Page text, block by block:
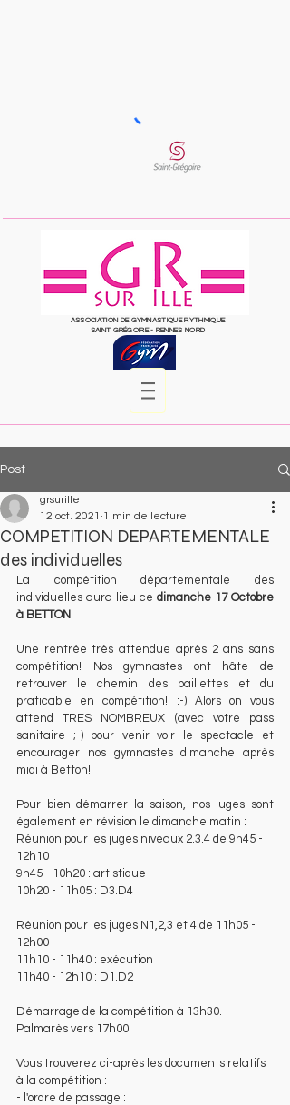
ASSOCIATION DE GYMNASTIQUE RYTHMIQUE
SAINT GRÉGOIRE- RENNES NORD
Post
COMPETITION DEPARTEMENTALE
des individuelles
grsurille
12 oct. 2021 1 min de lecture
La compétition départementale des
individuelles aura lieu ce dimanche 17 Octobre
à BETTON !
Une rentrée très attendue après 2 ans sans
compétition! Nos gymnastes ont hâte de
retrouver le chemin des paillettes et du
praticable en compétition! :-) Alors on vous
attend TRES NOMBREUX (avec votre pass
sanitaire ;-) pour venir voir le spectacle et
encourager nos gymnastes dimanche après
midi à Betton!
Pour bien démarrer la saison, nos juges sont
également en révision le dimanche matin :
Réunion pour les juges niveaux 2.3.4 de 9h45 -
12h10
9h45 - 10h20 : artistique
10h20 - 11h05 : D3.D4
Réunion pour les juges N1,2,3 et 4 de 11h05 -
12h00
11h10 - 11h40 : exécution
11h40 - 12h10 : D1.D2
Démarrage de la compétition à 13h30.
Palmarès vers 17h00.
Vous trouverez ci-après les documents relatifs
à la compétition :
- l'ordre de passage :